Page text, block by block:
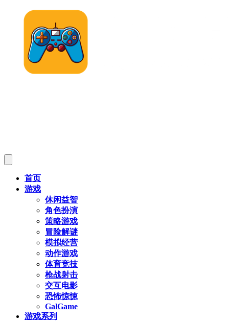
首页
游戏
休闲益智
角色扮演
策略游戏
冒险解谜
模拟经营
动作游戏
体育竞技
枪战射击
交互电影
恐怖惊悚
GalGame
游戏系列